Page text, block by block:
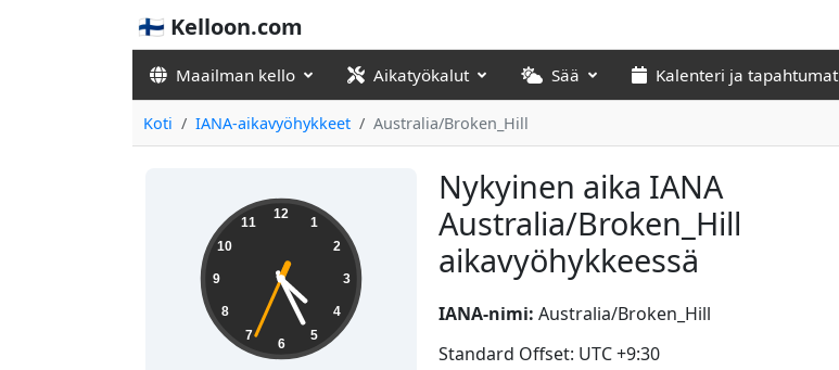
🇫🇮 Kelloon.com
Maailman kello Aikatyökalut Sää Kalenteri ja tapahtumat
Koti IANA-aikavyöhykkeet Australia/Broken_Hill
Nykyinen aika IANA
Australia/Broken_Hill
aikavyöhykkeessä
04:25:34 12
1
2
3
4
5
6
7
8
9
10
11
IANA-nimi: Australia/Broken_Hill
Standard Offset: UTC +9:30